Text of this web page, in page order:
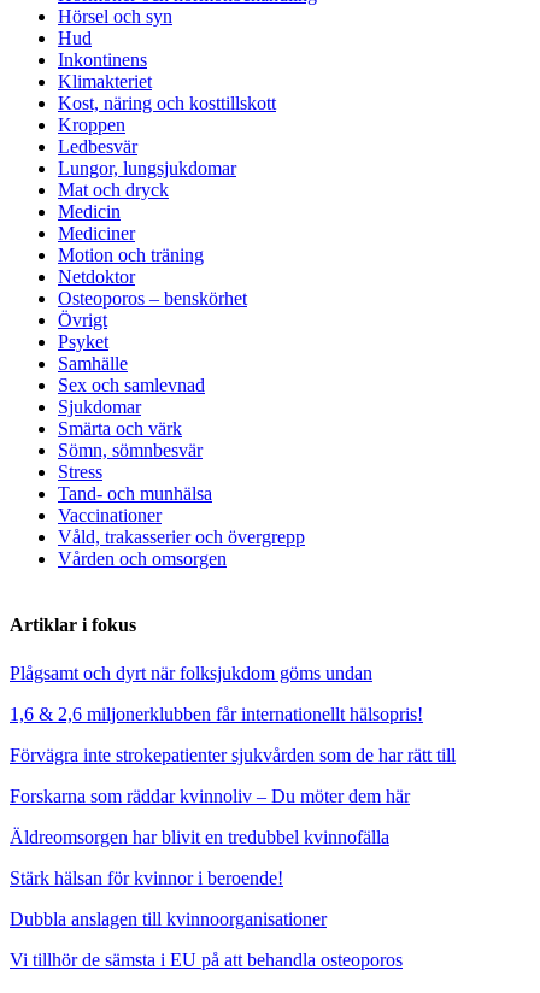
Hörsel och syn
Hud
Inkontinens
Klimakteriet
Kost, näring och kosttillskott
Kroppen
Ledbesvär
Lungor, lungsjukdomar
Mat och dryck
Medicin
Mediciner
Motion och träning
Netdoktor
Osteoporos – benskörhet
Övrigt
Psyket
Samhälle
Sex och samlevnad
Sjukdomar
Smärta och värk
Sömn, sömnbesvär
Stress
Tand- och munhälsa
Vaccinationer
Våld, trakasserier och övergrepp
Vården och omsorgen
Artiklar i fokus
Plågsamt och dyrt när folksjukdom göms undan
1,6 & 2,6 miljonerklubben får internationellt hälsopris!
Förvägra inte strokepatienter sjukvården som de har rätt till
Forskarna som räddar kvinnoliv – Du möter dem här
Äldreomsorgen har blivit en tredubbel kvinnofälla
Stärk hälsan för kvinnor i beroende!
Dubbla anslagen till kvinnoorganisationer
Vi tillhör de sämsta i EU på att behandla osteoporos